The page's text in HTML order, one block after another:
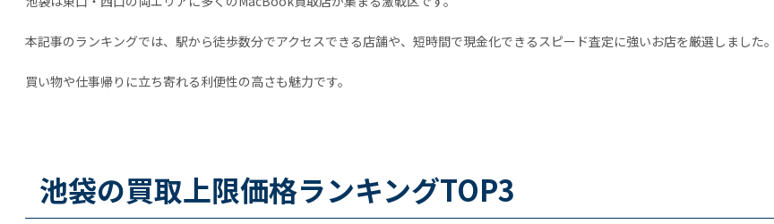
本記事のランキングでは、駅から徒歩数分でアクセスできる店舗や、短時間で現金化できるスピード査定に強いお店を厳選しました。
買い物や仕事帰りに立ち寄れる利便性の高さも魅力です。
池袋の買取上限価格ランキングTOP3